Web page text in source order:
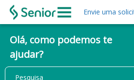
Envie uma
Olá, como podemos te
ajudar?